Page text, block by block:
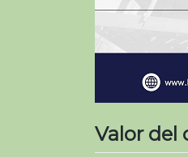
Valor del